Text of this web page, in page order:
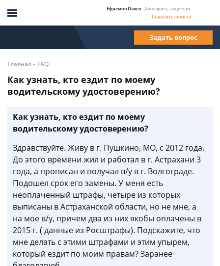
Ефремов Павел- Автоюрист, защитник
Спросить юриста
Задать вопрос
Главная - FAQ
Как узнать, кто ездит по моему
водительскому удостоверению?
Как узнать, кто ездит по моему
водительскому удостоверению?
Здравствуйте. Живу в г. Пушкино, МО, с 2012 года.
До этого времени жил и работал в г. Астрахани 3
года, а прописан и получал в/у в г. Волгограде.
Подошел срок его замены. У меня есть
неоплаченный штрафы, четыре из которых
выписаны в Астраханской области, но не мне, а
на мое в/у, причем два из них якобы оплачены в
2015 г. ( данные из Росштрафы). Подскажите, что
мне делать с этими штрафами и этим упырем,
который ездит по моим правам? Заранее